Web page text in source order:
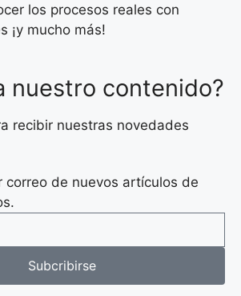
los procesos reales con
¡y mucho más!
nuestro contenido?
recibir nuestras novedades
correo de nuevos artículos de
Subcribirse